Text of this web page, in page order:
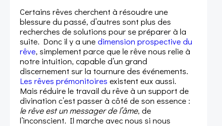
Certains rêves cherchent à résoudre une
blessure du passé, d’autres sont plus des
recherches de solutions pour se préparer à la
suite. Donc il y a unedimension prospective du
rêve, simplement parce que le rêve nous relie à
notre intuition, capable d’un grand
discernement sur la tournure des événements.
Les rêves prémonitoires existent eux aussi.
Mais réduire le travail du rêve à un support de
divination c’est passer à côté de son essence :
le rêve est un messager de l’âme, de
l’inconscient. Il marche avec nous si nous